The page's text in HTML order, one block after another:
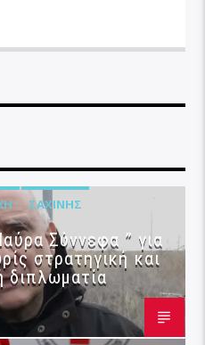
ΣΑΧΊΝΗΣ
Σύννεφα ” για
στρατηγική και
διπλωματία